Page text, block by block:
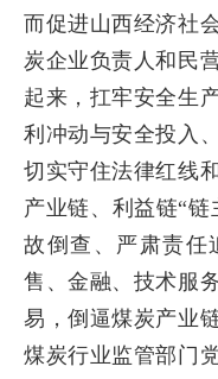
而促进山西经济社
炭企业负责人和民
起来，扛牢安全生
利冲动与安全投入
切实守住法律红线
产业链、利益链“
故倒查、严肃责任
售、金融、技术服
易，倒逼煤炭产业
煤炭行业监管部门